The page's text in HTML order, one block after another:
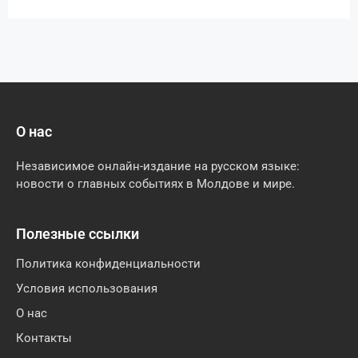
О нас
Независимое онлайн-издание на русском языке:
новости о главных событиях в Молдове и мире.
Полезные ссылки
Политика конфиденциальности
Условия использования
О нас
Контакты